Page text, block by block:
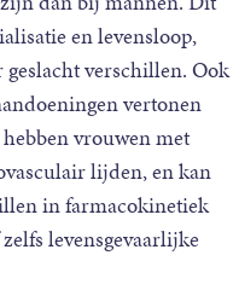
en levensloop,
verschillen. Ook
vertonen
vrouwen met
lijden, en kan
in farmacokinetiek
levensgevaarlijke